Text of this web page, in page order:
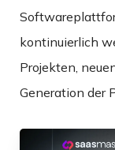
kontinuierlich
Projekten,
Generation der